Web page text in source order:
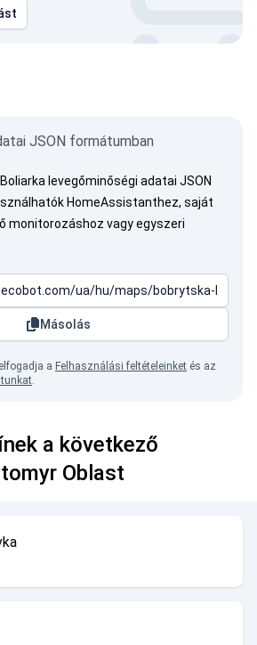
JSON formátumban
levegőminőségi adatai JSON
HomeAssistanthez, saját
monitorozáshoz vagy egyszeri
Másolás
a Felhasználási feltételeinket és az
.
a következő
Oblast